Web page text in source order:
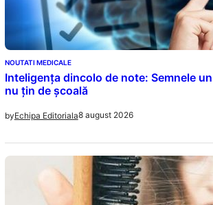
NOUTATI MEDICALE
Inteligența dincolo de note: Semnele
nu țin de școală
byEchipa Editoriala8 august 2026